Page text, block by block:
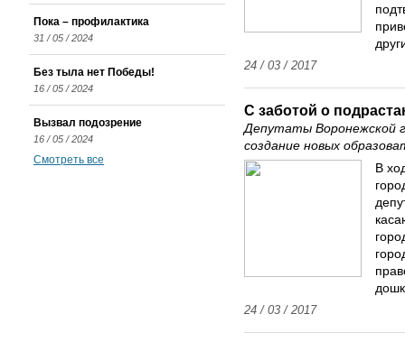
24 / 03 / 2017
С заботой о
Депутаты Воронежской
создание новых
В
24 / 03 / 2017
Пока – профилактика
31 / 05 / 2024
Без тыла нет Победы!
16 / 05 / 2024
Вызвал подозрение
16 / 05 / 2024
Смотреть все